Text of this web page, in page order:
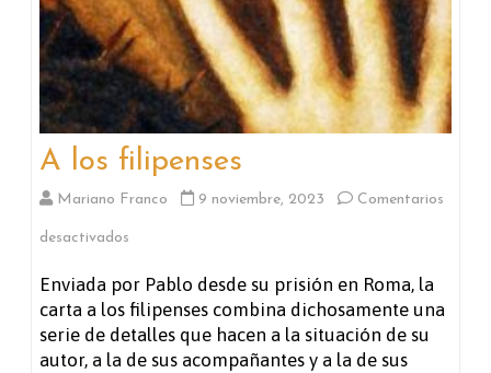
A los filipenses
Mariano Franco 9 noviembre, 2023 Comentarios
desactivados
los
filipenses
Enviada por Pablo desde su prisión en Roma, la
carta a los filipenses combina dichosamente una
serie de detalles que hacen a la situación de su
autor, a la de sus acompañantes y a la de sus